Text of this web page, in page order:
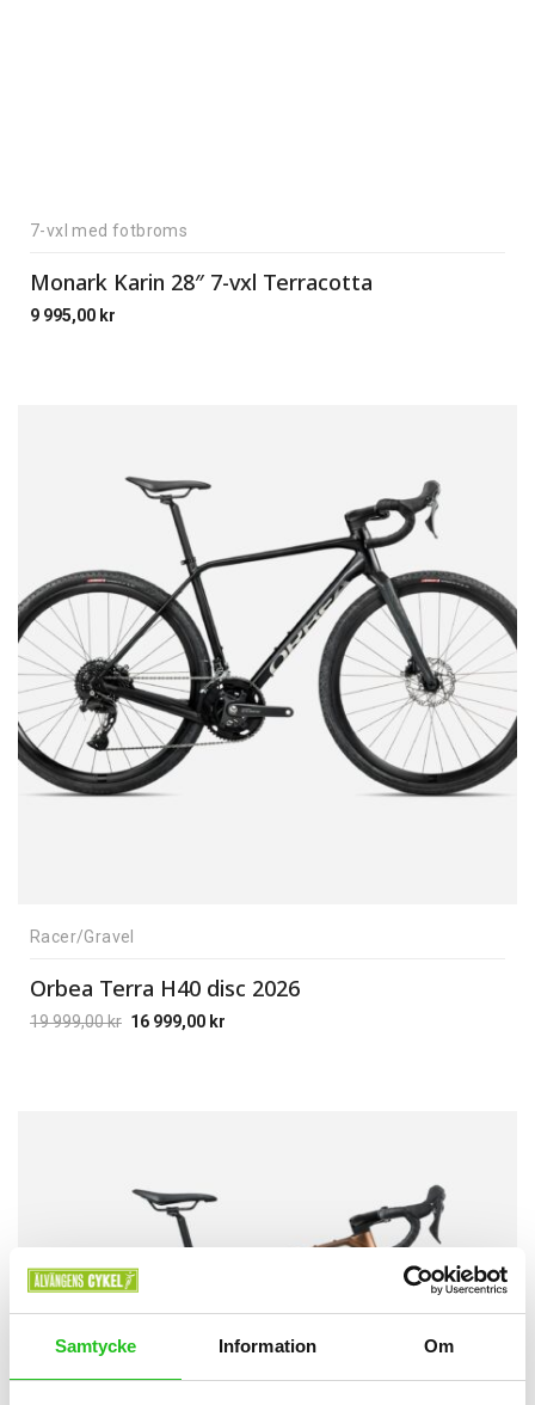
Samtycke Information Om
7-vxl med fotbroms
Monark Karin 28″ 7-vxl Terracotta
9 995,00 kr
Racer/Gravel
Orbea Terra H40 disc 2026
19 999,00kr 16 999,00 kr